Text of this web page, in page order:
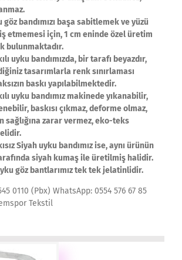
göz bandımızı başa sabitlemek ve yüzü
etmemesi için, 1 cm eninde özel üretim
bulunmaktadır.
uyku bandımızda, bir tarafı beyazdır,
tasarımlarla renk sınırlaması
baskı yapılabilmektedir.
uyku bandımız makinede yıkanabilir,
baskısı çıkmaz, deforme olmaz,
sağlığına zarar vermez, eko-teks
Siyah uyku bandımız ise, aynı ürünün
siyah kumaş ile üretilmiş halidir.
göz bantlarımız tek tek jelatinlidir.
0110 (Pbx) WhatsApp: 0554 576 67 85
Tekstil